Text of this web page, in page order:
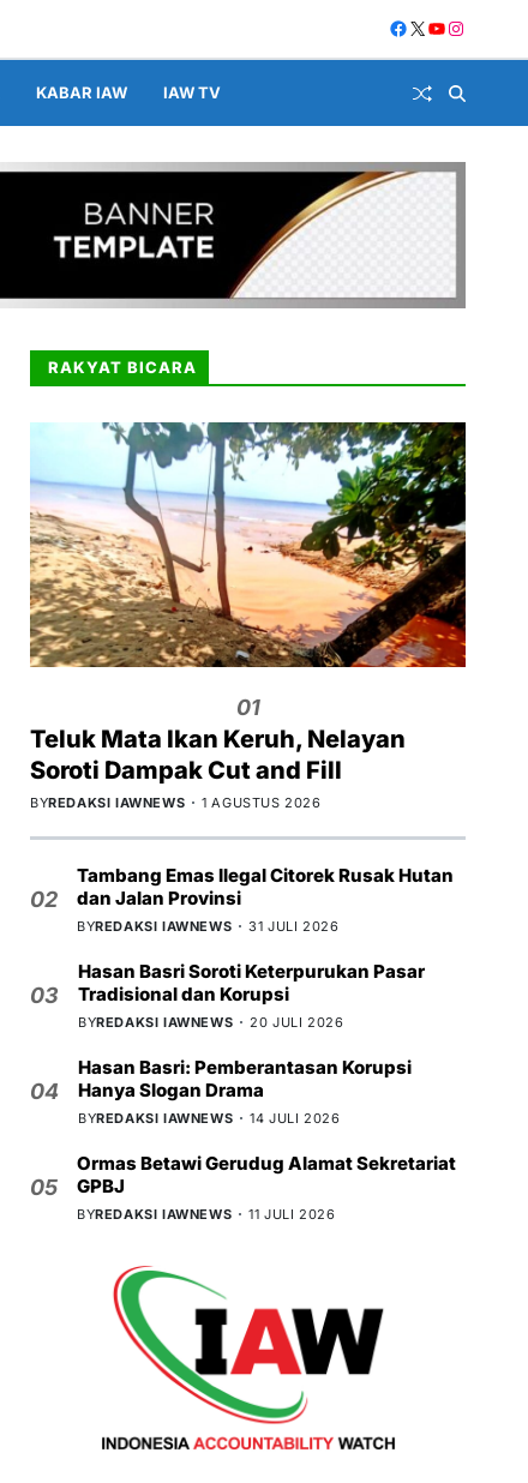
KABAR IAW IAW TV
RAKYAT BICARA
01
Teluk Mata Ikan Keruh, Nelayan
Soroti Dampak Cut and Fill
BYREDAKSI IAWNEWS 1 AGUSTUS 2026
02
Tambang Emas Ilegal Citorek Rusak Hutan
dan Jalan Provinsi
BYREDAKSI IAWNEWS 31 JULI 2026
03
Hasan Basri Soroti Keterpurukan Pasar
Tradisional dan Korupsi
BYREDAKSI IAWNEWS 20 JULI 2026
04
Hasan Basri: Pemberantasan Korupsi
Hanya Slogan Drama
BYREDAKSI IAWNEWS 14 JULI 2026
05
Ormas Betawi Gerudug Alamat Sekretariat
GPBJ
BYREDAKSI IAWNEWS 11 JULI 2026